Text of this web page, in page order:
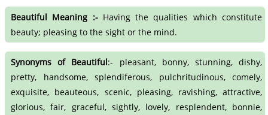
Beautiful Meaning :-Having the qualities which constitute
beauty; pleasing to the sight or the mind.
Synonyms of Beautiful:- pleasant, bonny, stunning, dishy,
pretty, handsome, splendiferous, pulchritudinous, comely,
exquisite, beauteous, scenic, pleasing, ravishing, attractive,
glorious, fair, graceful, sightly, lovely, resplendent, bonnie,